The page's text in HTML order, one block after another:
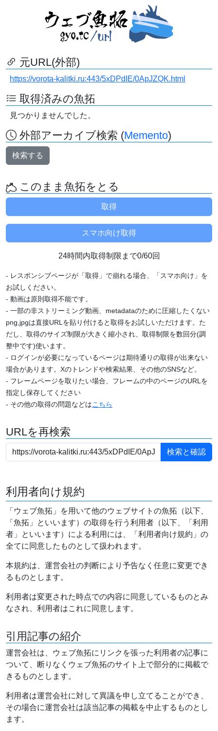
元URL(外部)
https://vorota-kalitki.ru:443/5xDPdIE/0ApJZQK.html
取得済みの魚拓
見つかりませんでした。
外部アーカイブ検索 (Memento)
検索する
このまま魚拓をとる
24時間内取得制限まで0/60回
- レスポンシブページが「取得」で崩れる場合、「スマホ向け」を
お試しください。
- 動画は原則取得不能です。
- 一部の非ストリーミング動画、metadataのために圧縮したくない
png,jpgは直接URLを貼り付けると取得をお試しいただけます。た
だし、取得のサイズ制限が大きく縮小され、取得制限を数回分(調
整中です)使います。
- ログインが必要になっているページは期待通りの取得が出来ない
場合があります。Xのトレンドや検索結果、その他のSNSなど。
- フレームページを取りたい場合、フレームの中のページのURLを
指定し保存してください
- その他の取得の問題などはこちら
URLを再検索
利用者向け規約
「ウェブ魚拓」を用いて他のウェブサイトの魚拓（以下、
「魚拓」といいます）の取得を行う利用者（以下、「利用
者」といいます）による利用には、「利用者向け規約」の
全てに同意したものとして扱われます。
本規約は、運営会社の判断により予告なく任意に変更でき
るものとします。
利用者は変更された時点での内容に同意しているものとみ
なされ、利用者はこれに同意します。
引用記事の紹介
運営会社は、ウェブ魚拓にリンクを張った利用者の記事に
ついて、断りなくウェブ魚拓のサイト上で部分的に掲載で
きるものとします。
利用者は運営会社に対して異議を申し立てることができ、
その場合に運営会社は該当記事の掲載を中止するものとし
ます。